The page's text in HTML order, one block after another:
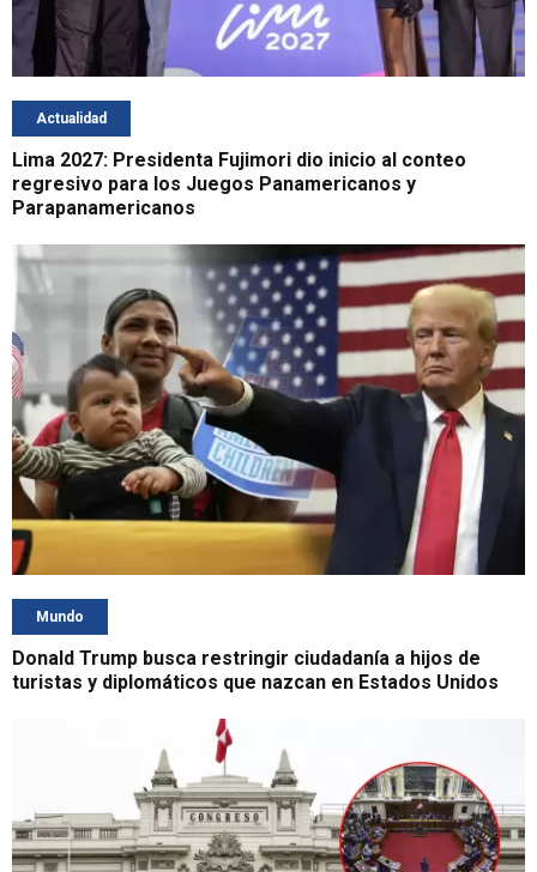
Actualidad
Lima 2027: Presidenta Fujimori dio inicio al conteo
regresivo para los Juegos Panamericanos y
Parapanamericanos
Mundo
Donald Trump busca restringir ciudadanía a hijos de
turistas y diplomáticos que nazcan en Estados Unidos